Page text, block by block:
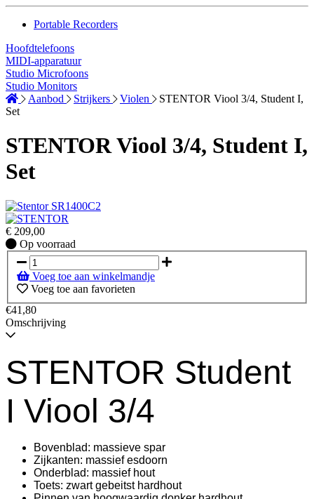
Portable Recorders
Hoofdtelefoons
MIDI-apparatuur
Studio Microfoons
Studio Monitors
Aanbod
Strijkers Violen
STENTOR Viool 3/4, Student I,
Set
STENTOR Viool 3/4, Student I,
Set
€ 209,00
Op
voorraad
Op voorraad
Voeg toe aan winkelmandje
Voeg toe aan favorieten
€41,80
Omschrijving
STENTOR Student
I Viool 3/4
Bovenblad: massieve spar
Zijkanten: massief esdoorn
Onderblad: massief hout
Toets: zwart gebeitst hardhout